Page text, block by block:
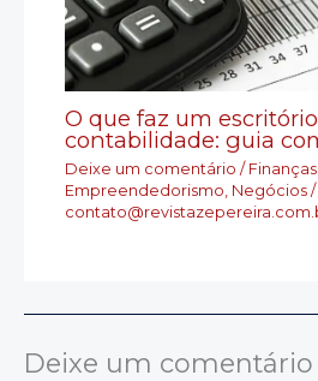
O que faz um
contabilidade: guia
Deixe um comentário / Finanças
Empreendedorismo, Negócios /
Deixe um comentário